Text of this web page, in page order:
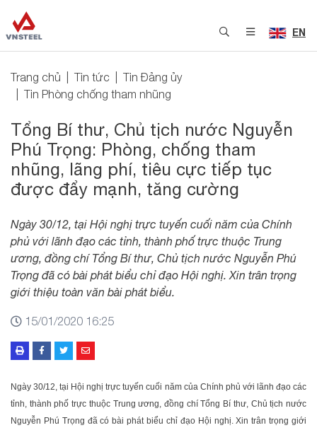
EN
Trang chủ Tin tức
Tin Đảng ủy
Tin Phòng chống tham nhũng
Tổng Bí thư, Chủ tịch nước Nguyễn
Phú Trọng: Phòng, chống tham
nhũng, lãng phí, tiêu cực tiếp tục
được đẩy mạnh, tăng cường
Ngày 30/12, tại Hội nghị trực tuyến cuối năm của Chính
phủ với lãnh đạo các tỉnh, thành phố trực thuộc Trung
ương, đồng chí Tổng Bí thư, Chủ tịch nước Nguyễn Phú
Trọng đã có bài phát biểu chỉ đạo Hội nghị. Xin trân trọng
giới thiệu toàn văn bài phát biểu.
15/01/2020 16:25
Ngày 30/12, tại Hội nghị trực tuyến cuối năm của Chính phủ với lãnh đạo các
tỉnh, thành phố trực thuộc Trung ương, đồng chí Tổng Bí thư, Chủ tịch nước
Nguyễn Phú Trọng đã có bài phát biểu chỉ đạo Hội nghị. Xin trân trọng giới